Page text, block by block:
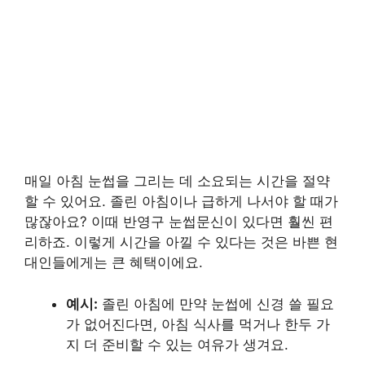
매일 아침 눈썹을 그리는 데 소요되는 시간을 절약
할 수 있어요. 졸린 아침이나 급하게 나서야 할 때가
많잖아요? 이때 반영구 눈썹문신이 있다면 훨씬 편
리하죠. 이렇게 시간을 아낄 수 있다는 것은 바쁜 현
대인들에게는 큰 혜택이에요.
예시: 졸린 아침에 만약 눈썹에 신경 쓸 필요
가 없어진다면, 아침 식사를 먹거나 한두 가
지 더 준비할 수 있는 여유가 생겨요.